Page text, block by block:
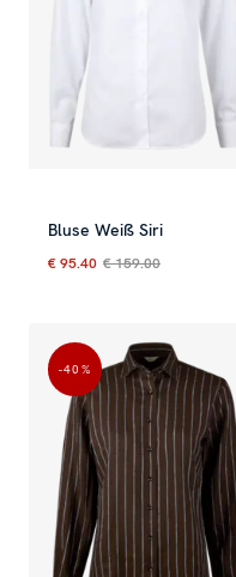
Bluse Weiß Siri
Aktueller Preis
€ 95.40 € 159.00
-40 %